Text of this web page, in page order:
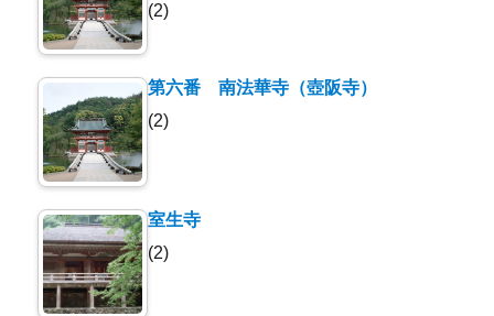
(2)
第六番 南法華寺（壺阪寺）
(2)
室生寺
(2)